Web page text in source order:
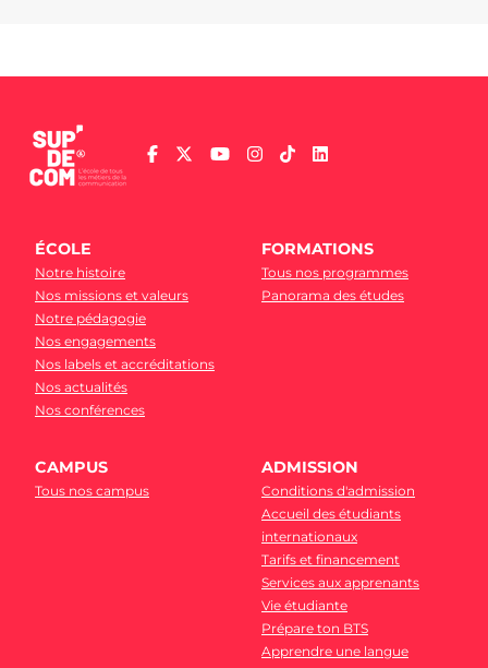
ÉCOLE
Notre histoire
Nos missions et valeurs
Notre pédagogie
Nos engagements
Nos labels et accréditations
Nos actualités
Nos conférences
FORMATIONS
Tous nos programmes
Panorama des études
CAMPUS
Tous nos campus
ADMISSION
Conditions d'admission
Accueil des étudiants
internationaux
Tarifs et financement
Services aux apprenants
Vie étudiante
Prépare ton BTS
Apprendre une langue